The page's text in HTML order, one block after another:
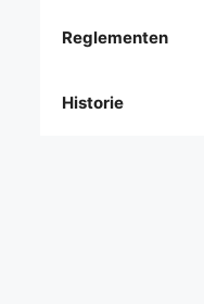
Reglementen
Historie